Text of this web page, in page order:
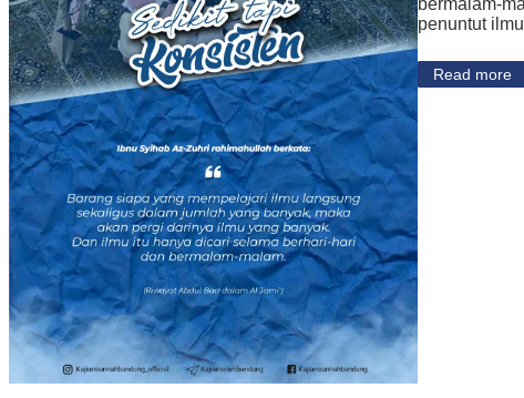
penuntut
Read more